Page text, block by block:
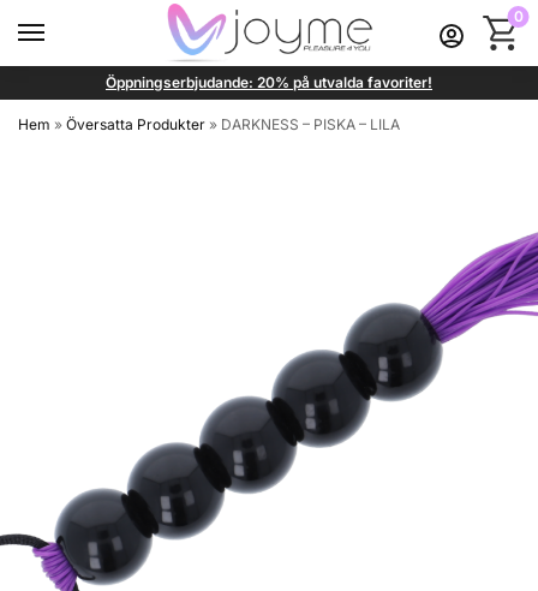
0
Öppningserbjudande: 20% på utvalda favoriter!
Hem » Översatta Produkter » DARKNESS – PISKA – LILA